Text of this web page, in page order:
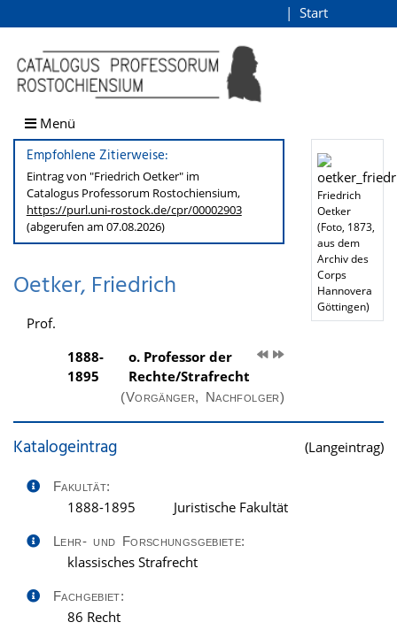
Oetker, Friedrich
direkt zum Inhalt
Start
Menü
Empfohlene Zitierweise:
Eintrag von "Friedrich Oetker" im
Catalogus Professorum Rostochiensium,
https://purl.uni-rostock.de/cpr/00002903
(abgerufen am 07.08.2026)
Oetker, Friedrich
Prof.
1888-
1895
o. Professor der
Rechte/Strafrecht
(Vorgänger, Nachfolger)
Friedrich
Oetker
(Foto, 1873,
aus dem
Archiv des
Corps
Hannovera
Göttingen)
(Langeintrag)
Katalogeintrag
Fakultät:
1888-1895 Juristische Fakultät
Lehr- und Forschungsgebiete:
klassisches Strafrecht
Fachgebiet:
86 Recht